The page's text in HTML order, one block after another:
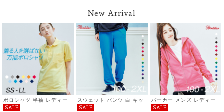
New Arrival
ポロシャツ 半袖 レディー
ス 無地 メンズ UVカット
SALE
スウェット パンツ 白 キッ
ズ 無地 メンズ レディース
SALE
パーカー メンズ レディー
ス 無地 シンプル キッズ カ
SALE